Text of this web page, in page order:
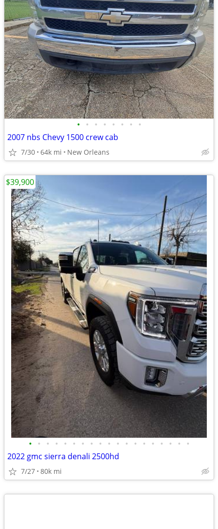
• • • • • • • •
2007 nbs Chevy 1500 crew cab
7/30 64k mi New Orleans
• • • • • • • • • • • • • • • • • • •
2022 gmc sierra denali 2500hd
7/27 80k mi
$39,900